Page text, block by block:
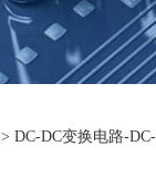
> DC-DC变换电路-